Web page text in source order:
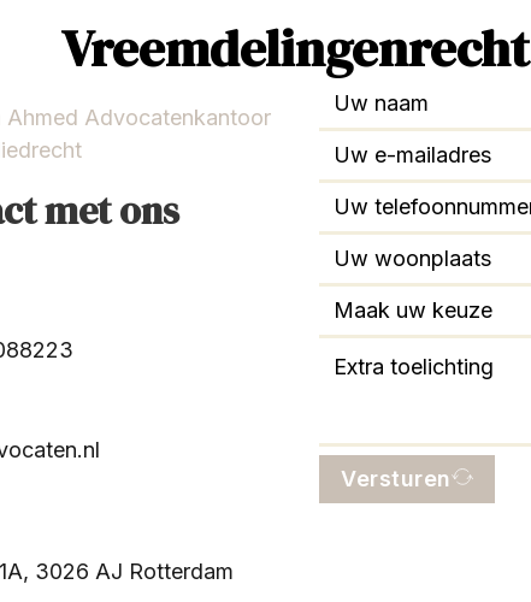
Vreemdelingenrecht
Ahmed Advocatenkantoor
met ons
3026 AJ Rotterdam
Versturen